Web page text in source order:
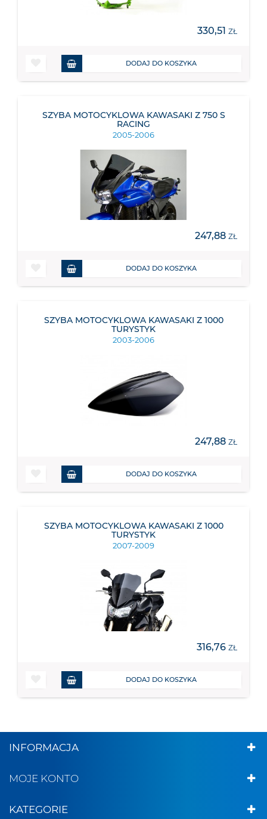
330,51 ZŁ
DODAJ DO KOSZYKA
SZYBA MOTOCYKLOWA KAWASAKI Z 750 S
RACING
2005-2006
247,88 ZŁ
DODAJ DO KOSZYKA
SZYBA MOTOCYKLOWA KAWASAKI Z 1000
TURYSTYK
2003-2006
247,88 ZŁ
DODAJ DO KOSZYKA
SZYBA MOTOCYKLOWA KAWASAKI Z 1000
TURYSTYK
2007-2009
316,76 ZŁ
DODAJ DO KOSZYKA
INFORMACJA
MOJE KONTO
KATEGORIE